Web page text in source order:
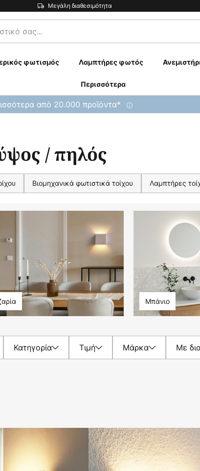
Μεγάλη διαθεσιμότητα
φωτισμός Λαμπτήρες φωτός
Περισσότερα
από 20.000 προϊόντα*
/ πηλός
Βιομηχανικά φωτιστικά τοίχου Λαμπτήρες
Μπάνιο
Κατηγορία Τιμή Μάρκα Με